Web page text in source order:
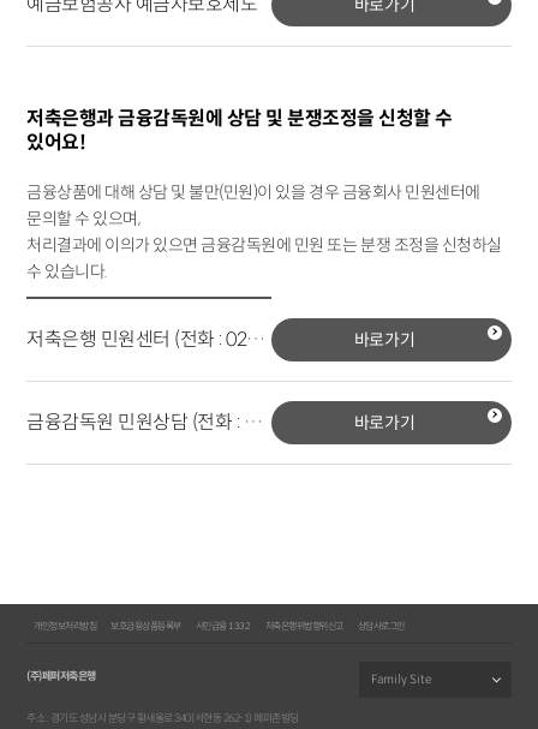
바로가기
저축은행과 금융감독원에 상담 및 분쟁조정을 신청할 수
있어요!
금융상품에 대해 상담 및 불만(민원)이 있을 경우 금융회사 민원센터에
문의할 수 있으며,
처리결과에 이의가 있으면 금융감독원에 민원 또는 분쟁 조정을 신청하실
수 있습니다.
저축은행 민원센터 (전화 : 02-3978-600) 바로가기
금융감독원 민원상담 (전화 : 1332) 바로가기
개인정보처리방침 보호금융상품등록부 서민금융 1332 저축은행위법행위신고 상담사로그인
(주)페퍼저축은행
주소 : 경기도 성남시 분당구 황새울로 340(서현동 262-1) 페퍼존빌딩